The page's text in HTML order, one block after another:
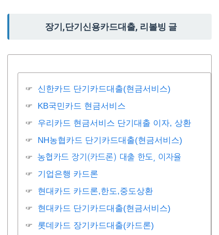
장기,단기신용카드대출, 리볼빙 글
신한카드 단기카드대출(현금서비스)
KB국민카드 현금서비스
우리카드 현금서비스 단기대출 이자, 상환
NH농협카드 단기카드대출(현금서비스)
농협카드 장기(카드론) 대출 한도, 이자율
기업은행 카드론
현대카드 카드론,한도,중도상환
현대카드 단기카드대출(현금서비스)
롯데카드 장기카드대출(카드론)